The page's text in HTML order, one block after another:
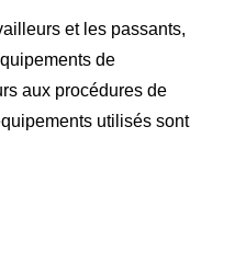
et les passants,
de
aux procédures de
utilisés sont